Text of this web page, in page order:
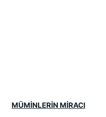
MÜMİNLERİN MİRACI